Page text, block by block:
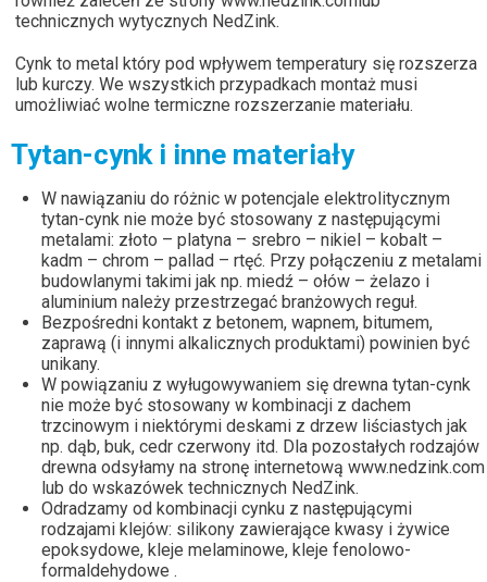
technicznych wytycznych NedZink.
Cynk to metal który pod wpływem temperatury się rozszerza
lub kurczy. We wszystkich przypadkach montaż musi
umożliwiać wolne termiczne rozszerzanie materiału.
Tytan-cynk i inne materiały
W nawiązaniu do różnic w potencjale elektrolitycznym
tytan-cynk nie może być stosowany z następującymi
metalami: złoto – platyna – srebro – nikiel – kobalt –
kadm – chrom – pallad – rtęć. Przy połączeniu z metalami
budowlanymi takimi jak np. miedź – ołów – żelazo i
aluminium należy przestrzegać branżowych reguł.
Bezpośredni kontakt z betonem, wapnem, bitumem,
zaprawą (i innymi alkalicznych produktami) powinien być
unikany.
W powiązaniu z wyługowywaniem się drewna tytan-cynk
nie może być stosowany w kombinacji z dachem
trzcinowym i niektórymi deskami z drzew liściastych jak
np. dąb, buk, cedr czerwony itd. Dla pozostałych rodzajów
drewna odsyłamy na stronę internetową www.nedzink.com
lub do wskazówek technicznych NedZink.
Odradzamy od kombinacji cynku z następującymi
rodzajami klejów: silikony zawierające kwasy i żywice
epoksydowe, kleje melaminowe, kleje fenolowo-
formaldehydowe .